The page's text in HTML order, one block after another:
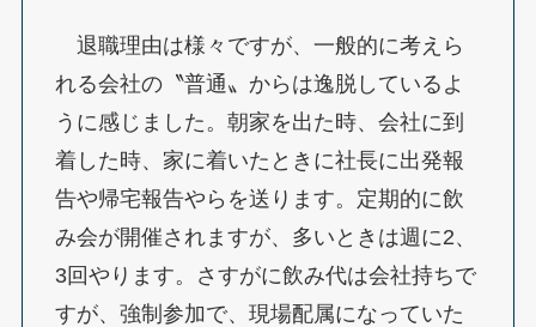
退職理由は様々ですが、一般的に考えら
れる会社の〝普通〟からは逸脱しているよ
うに感じました。朝家を出た時、会社に到
着した時、家に着いたときに社長に出発報
告や帰宅報告やらを送ります。定期的に飲
み会が開催されますが、多いときは週に2、
3回やります。さすがに飲み代は会社持ちで
すが、強制参加で、現場配属になっていた